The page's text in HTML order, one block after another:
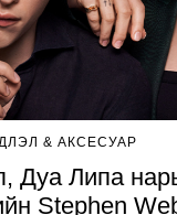
& АКСЕСУАР
Дуа Липа
Stephen